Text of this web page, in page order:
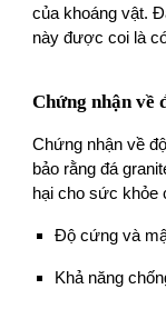
của khoáng vật.
này được coi là
Chứng nhận về
Chứng nhận về
bảo rằng đá
hại cho sức khỏe
Độ cứng và
Khả năng